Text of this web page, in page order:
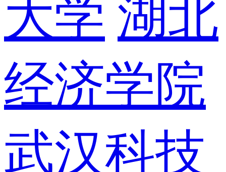
大学 湖北
经济学院
武汉科技